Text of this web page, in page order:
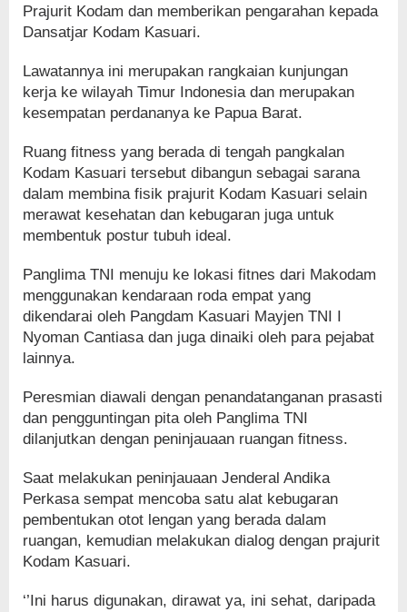
Prajurit Kodam dan memberikan pengarahan kepada
Dansatjar Kodam Kasuari.
Lawatannya ini merupakan rangkaian kunjungan
kerja ke wilayah Timur Indonesia dan merupakan
kesempatan perdananya ke Papua Barat.
Ruang fitness yang berada di tengah pangkalan
Kodam Kasuari tersebut dibangun sebagai sarana
dalam membina fisik prajurit Kodam Kasuari selain
merawat kesehatan dan kebugaran juga untuk
membentuk postur tubuh ideal.
Panglima TNI menuju ke lokasi fitnes dari Makodam
menggunakan kendaraan roda empat yang
dikendarai oleh Pangdam Kasuari Mayjen TNI I
Nyoman Cantiasa dan juga dinaiki oleh para pejabat
lainnya.
Peresmian diawali dengan penandatanganan prasasti
dan pengguntingan pita oleh Panglima TNI
dilanjutkan dengan peninjauaan ruangan fitness.
Saat melakukan peninjauaan Jenderal Andika
Perkasa sempat mencoba satu alat kebugaran
pembentukan otot lengan yang berada dalam
ruangan, kemudian melakukan dialog dengan prajurit
Kodam Kasuari.
‘’Ini harus digunakan, dirawat ya, ini sehat, daripada